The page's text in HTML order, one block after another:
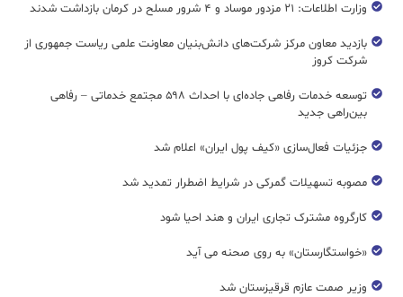
وزارت اطلاعات: ۲۱ مزدور موساد و ۴ شرور مسلح در کرمان بازداشت شدند
بازدید معاون مرکز شرکت‌های دانش‌بنیان معاونت علمی ریاست جمهوری از
شرکت کروز
توسعه خدمات رفاهی جاده‌ای با احداث ۵۹۸ مجتمع خدماتی – رفاهی
بین‌راهی جدید
جزئیات فعال‌سازی «کیف پول ایران» اعلام شد
مصوبه تسهیلات گمرکی در شرایط اضطرار تمدید شد
کارگروه مشترک تجاری ایران و هند احیا شود
«خواستگارستان» به روی صحنه می آید
وزیر صمت عازم قرقیزستان شد